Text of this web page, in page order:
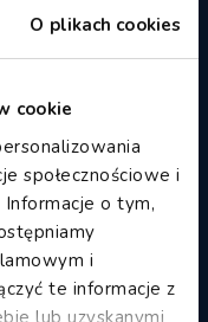
O plikach cookies
cookie
społecznościowe i
o tym,
i
te informacje z
lub uzyskanymi